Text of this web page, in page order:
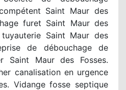
Saint Maur des
furet Saint Maur des
tuyauterie Saint Maur des
de débouchage de
Saint Maur des Fosses.
canalisation en urgence
Vidange fosse septique